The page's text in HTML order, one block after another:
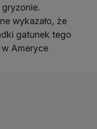
wykazało, że
gatunek tego
Ameryce